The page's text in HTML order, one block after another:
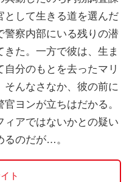
として生きる道を選んだ
警察内部にいる残りの潜
た。一方で彼は、生ま
分のもとを去ったマリ
そんなさなか、彼の前に
ヨンが立ちはだかる。
ィアではないかとの疑い
るのだが…。
ト